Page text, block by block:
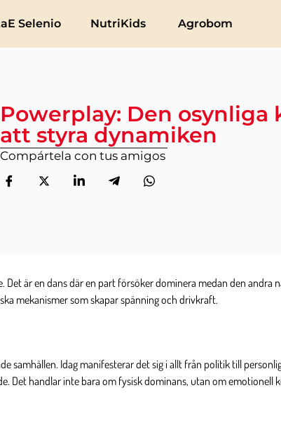
Selenio NutriKids Agrobom
Powerplay: Den osynliga
att styra dynamiken
Compártela con tus amigos
är en dans där en part försöker dominera medan den andra
mekanismer som skapar spänning och drivkraft.
samhällen. Idag manifesterar det sig i allt från politik till
Det handlar inte bara om fysisk dominans, utan om emotionell